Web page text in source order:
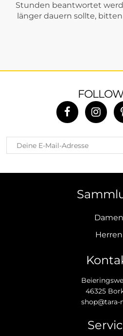
Stunden beantwortet
länger dauern sollte,
Damen
Herren
46325
shop@tara-